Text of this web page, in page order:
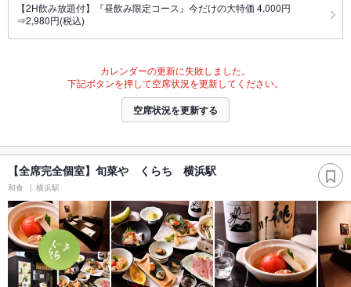
【2H飲み放題付】『昼飲み限定コース』今だけの大特価 4,000円
⇒2,980円(税込)
カレンダーの更新に失敗しました。
下記ボタンを押して空席状況を更新してください。
空席状況を更新する
【全席完全個室】旬菜や くらち 横浜駅
和食 横浜駅